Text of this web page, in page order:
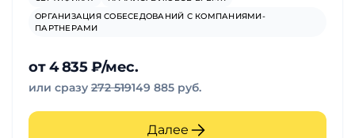
ОРГАНИЗАЦИЯ СОБЕСЕДОВАНИЙ С КОМПАНИЯМИ-
ПАРТНЕРАМИ
от 4 835 ₽/мес.
или сразу 272 519149 885 руб.
Далее